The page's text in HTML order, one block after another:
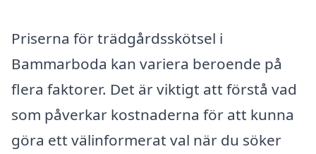
Priserna för trädgårdsskötsel i
Bammarboda kan variera beroende på
flera faktorer. Det är viktigt att förstå vad
som påverkar kostnaderna för att kunna
göra ett välinformerat val när du söker